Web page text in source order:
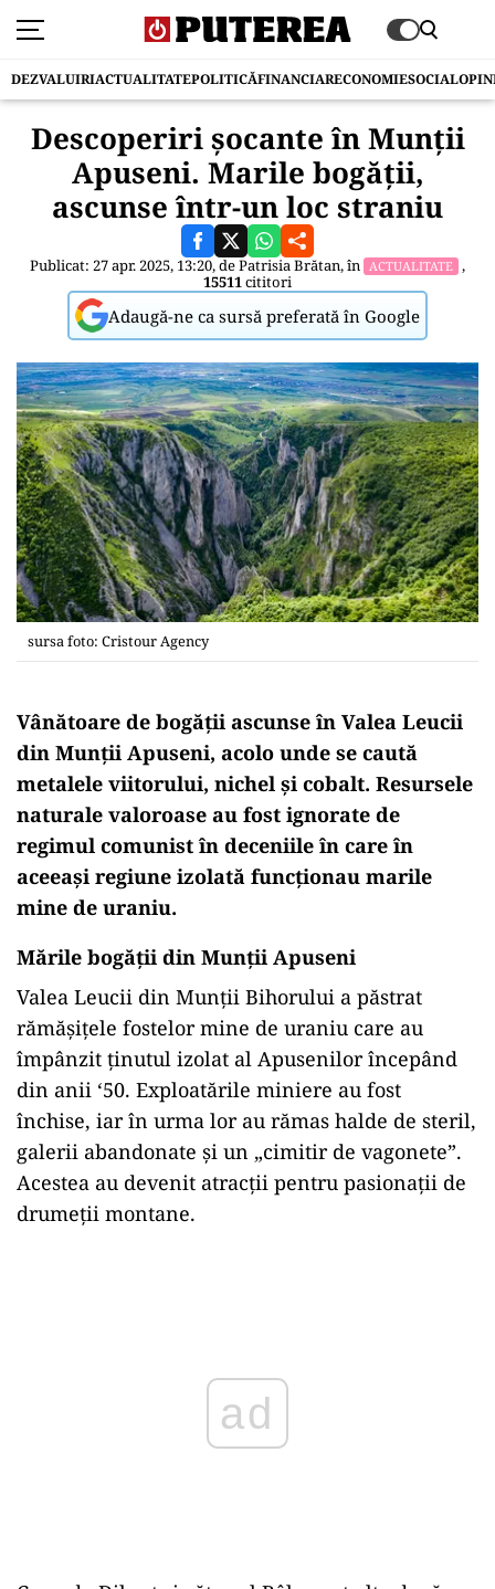
DEZVALUIRIACTUALITATEPOLITICĂFINANCIARECONOMIESOCIAL
Descoperiri șocante în Munții
Apuseni. Marile bogății,
ascunse într-un loc straniu
Publicat: 27 apr. 2025, 13:20, dePatrisia Brătan, în ACTUALITATE ,
15511cititori
Adaugă-ne ca sursă preferată în Google
sursa foto: Cristour Agency
Vânătoare de bogății ascunse în Valea Leucii
din Munții Apuseni, acolo unde se caută
metalele viitorului, nichel și cobalt. Resursele
naturale valoroase au fost ignorate de
regimul comunist în deceniile în care în
aceeași regiune izolată funcționau marile
mine de uraniu.
Mările bogății din Munții Apuseni
Valea Leucii din Munții Bihorului a păstrat
rămășițele fostelor mine de uraniu care au
împânzit ținutul izolat al Apusenilor începând
din anii ‘50. Exploatările miniere au fost
închise, iar în urma lor au rămas halde de steril,
galerii abandonate și un „cimitir de vagonete”.
Acestea au devenit atracții pentru pasionații de
drumeții montane.